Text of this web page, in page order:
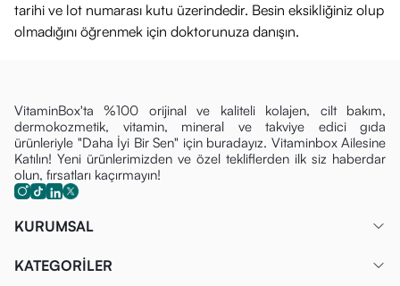
tarihi ve lot numarası kutu üzerindedir. Besin eksikliğiniz olup
olmadığını öğrenmek için doktorunuza danışın.
VitaminBox'ta %100 orijinal ve kaliteli kolajen, cilt bakım,
dermokozmetik, vitamin, mineral ve takviye edici gıda
ürünleriyle "Daha İyi Bir Sen" için buradayız. Vitaminbox Ailesine
Katılın! Yeni ürünlerimizden ve özel tekliflerden ilk siz haberdar
olun, fırsatları kaçırmayın!
KURUMSAL
KATEGORİLER